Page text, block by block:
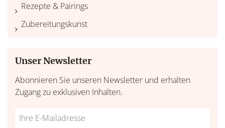
Rezepte & Pairings
Zubereitungskunst
Unser Newsletter
Abonnieren Sie unseren Newsletter und erhalten
Zugang zu exklusiven Inhalten.
Do
*Ihre